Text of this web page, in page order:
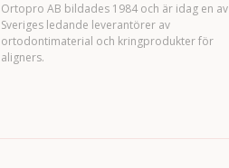
Ortopro AB bildades 1984 och är idag en av
Sveriges ledande leverantörer av
ortodontimaterial och kringprodukter för
aligners.